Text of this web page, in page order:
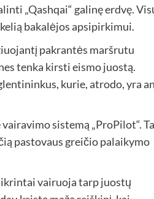
„Qashqai“ galinę erdvę.
bakalėjos apsipirkimui.
pakrantės maršrutu
tenka kirsti eismo juostą.
kurie, atrodo, yra
sistemą „ProPilot“.
pastovaus greičio palaikymo
vairuoja tarp juostų